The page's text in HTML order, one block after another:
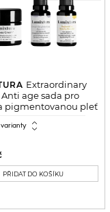
Extraordinary
Anti age sada pro
pigmentovanou pleť
varianty expand_all
PŘIDAT DO KOŠÍKU